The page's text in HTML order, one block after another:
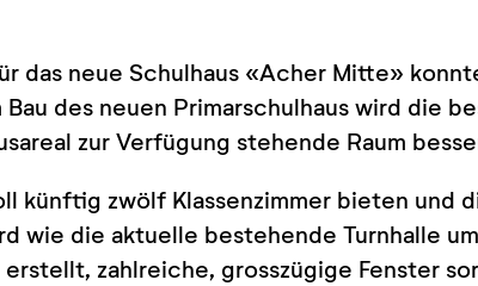
das neue Schulhaus «Acher Mitte»
des neuen Primarschulhaus wird die
zur Verfügung stehende Raum
künftig zwölf Klassenzimmer bieten und
wie die aktuelle bestehende Turnhalle
zahlreiche, grosszügige Fenster